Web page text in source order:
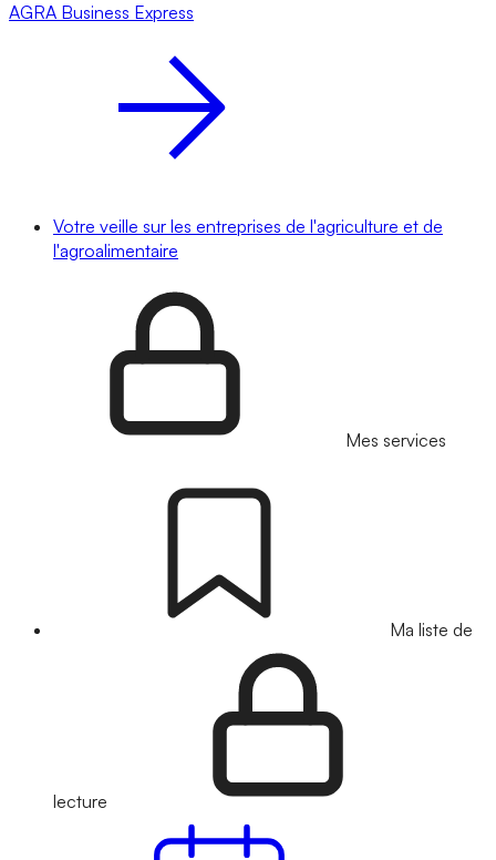
AGRA Business Express
Votre veille sur les entreprises de l'agriculture et de
l'agroalimentaire
Mes services
Ma liste de
lecture